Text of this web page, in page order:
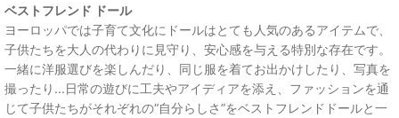
ベストフレンド ドール
ヨーロッパでは子育て文化にドールはとても人気のあるアイテムで、
子供たちを大人の代わりに見守り、安心感を与える特別な存在です。
一緒に洋服選びを楽しんだり、同じ服を着てお出かけしたり、写真を
撮ったり...日常の遊びに工夫やアイディアを添え、ファッションを通
じて子供たちがそれぞれの“自分らしさ”をベストフレンドドールと一